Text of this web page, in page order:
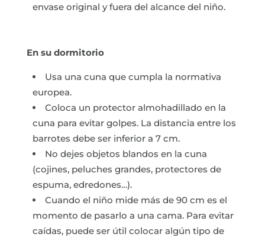
envase original y fuera del alcance del niño.
En su dormitorio
Usa una cuna que cumpla la normativa
europea.
Coloca un protector almohadillado en la
cuna para evitar golpes. La distancia entre los
barrotes debe ser inferior a 7 cm.
No dejes objetos blandos en la cuna
(cojines, peluches grandes, protectores de
espuma, edredones…).
Cuando el niño mide más de 90 cm es el
momento de pasarlo a una cama. Para evitar
caídas, puede ser útil colocar algún tipo de